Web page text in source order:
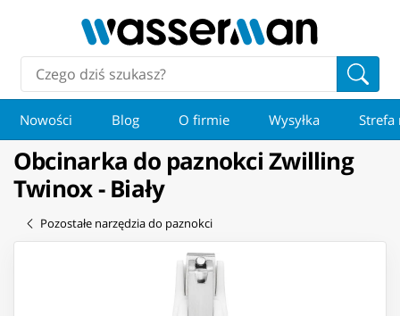
Nowości Blog O firmie Wysyłka Strefa
Obcinarka do paznokci Zwilling
Twinox - Biały
Pozostałe narzędzia do paznokci